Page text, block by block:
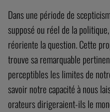
Dans une période de
supposé ou réel de la politique,
réoriente la question. Cette
trouve sa remarquable
perceptibles les limites de
savoir notre capacité à nous
orateurs dirigeraient-ils le